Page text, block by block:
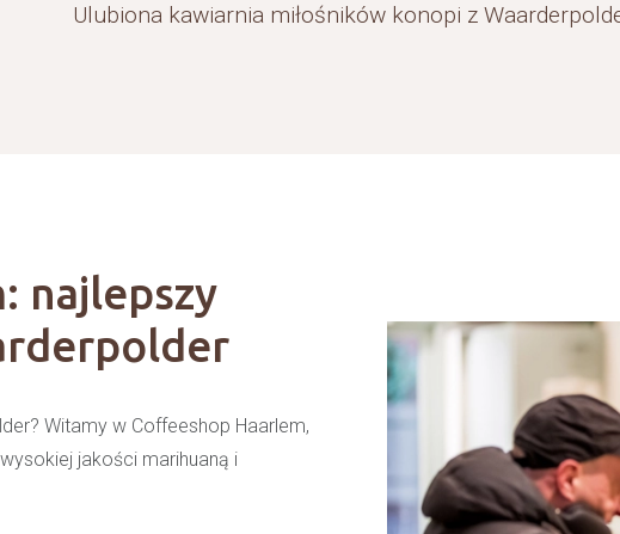
Ulubiona kawiarnia miłośników konopi z
najlepszy
Witamy w Coffeeshop Haarlem,
jakości marihuaną i